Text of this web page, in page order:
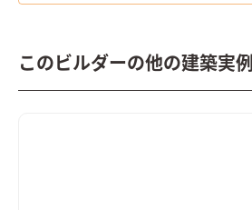
このビルダーの他の建築実例